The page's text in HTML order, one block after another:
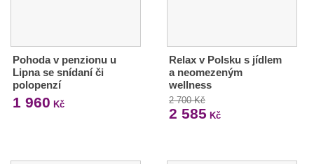
Pohoda v penzionu u
Lipna se snídaní či
polopenzí
1 960 Kč
Relax v Polsku s jídlem
a neomezeným
wellness
2 700 Kč
2 585 Kč